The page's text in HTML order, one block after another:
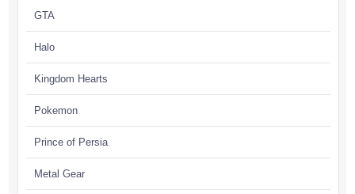
GTA
Halo
Kingdom Hearts
Pokemon
Prince of Persia
Metal Gear